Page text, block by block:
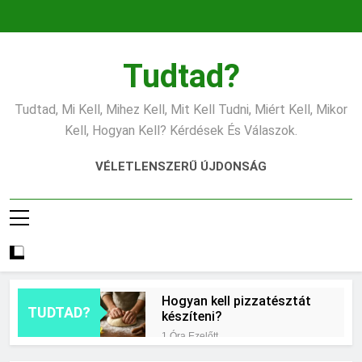
Tudtad?
Tudtad, Mi Kell, Mihez Kell, Mit Kell Tudni, Miért Kell, Mikor
Kell, Hogyan Kell? Kérdések És Válaszok.
VÉLETLENSZERŰ ÚJDONSÁG
TUDTAD?
Hogyan kell pizzatésztát
készíteni?
1 Óra Ezelőtt